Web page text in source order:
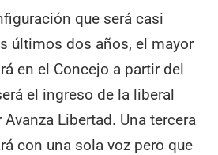
que será casi
últimos dos años, el mayor
en el Concejo a partir del
el ingreso de la liberal
Libertad. Una tercera
con una sola voz pero que